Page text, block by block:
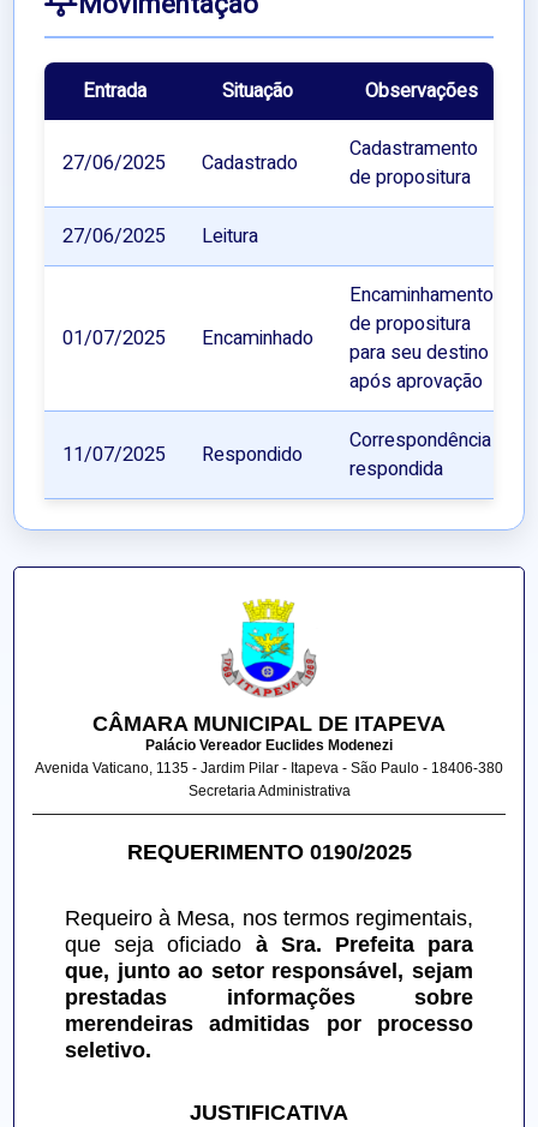
Entrada Situação Observações
27/06/2025 Cadastrado
Cadastramento
de propositura
27/06/2025 Leitura
01/07/2025 Encaminhado
Encaminhamento
de propositura
para seu destino
após aprovação
11/07/2025 Respondido
Correspondência
respondida
CÂMARA MUNICIPAL DE ITAPEVA
Palácio Vereador Euclides Modenezi
Avenida Vaticano, 1135 - Jardim Pilar - Itapeva - São Paulo - 18406-380
Secretaria Administrativa
REQUERIMENTO 0190/2025
Requeiro à Mesa, nos termos regimentais,
que seja oficiado à Sra. Prefeita para
que, junto ao setor responsável, sejam
prestadas informações sobre
merendeiras admitidas por processo
seletivo.
JUSTIFICATIVA